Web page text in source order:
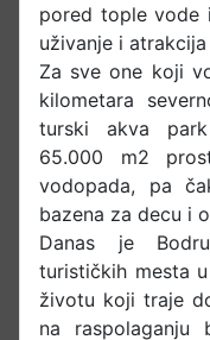
pored tople vode
uživanje i
Za sve one koji
kilometara
turski akva park
65.000 m2
vodopada, pa
bazena za decu i
Danas je
turističkih mesta
životu koji traje
na raspolaganju